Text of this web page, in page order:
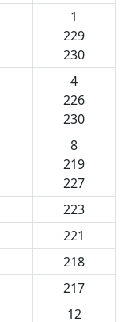
1
229
230
4
226
230
8
219
227
223
221
218
217
12